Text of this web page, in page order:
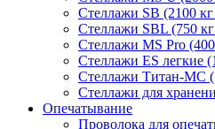
Стеллажи SB (2100
Стеллажи SBL (750
Стеллажи MS Pro
Стеллажи ES легкие
Стеллажи Титан-МС
Стеллажи для
Опечатывание
Проволока для